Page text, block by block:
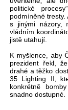
politické
podmíněné
s jinými názory,
vládním
jistě utahují.
K myšlence, aby
prezident řekl,
drahé a těžko
35 Lighting II,
konkrétně
snadno dostupné.